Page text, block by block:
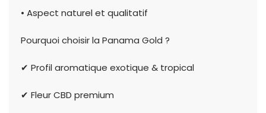
• Aspect naturel et qualitatif
Pourquoi choisir la Panama Gold ?
✔ Profil aromatique exotique & tropical
✔ Fleur CBD premium